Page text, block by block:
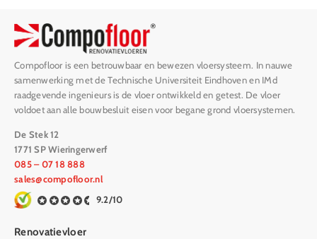
Compofloor is een betrouwbaar en bewezen vloersysteem. In nauwe
samenwerking met de Technische Universiteit Eindhoven en IMd
raadgevende ingenieurs is de vloer ontwikkeld en getest. De vloer
voldoet aan alle bouwbesluit eisen voor begane grond vloersystemen.
De Stek 12
1771 SP Wieringerwerf
085 – 07 18 888
sales@compofloor.nl
9.2/10
Renovatievloer